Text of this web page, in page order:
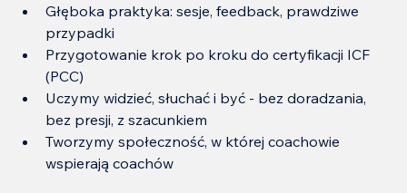
Głęboka praktyka: sesje, feedback, prawdziwe
przypadki
Przygotowanie krok po kroku do certyfikacji ICF
(PCC)
Uczymy widzieć, słuchać i być - bez doradzania,
bez presji, z szacunkiem
Tworzymy społeczność, w której coachowie
wspierają coachów